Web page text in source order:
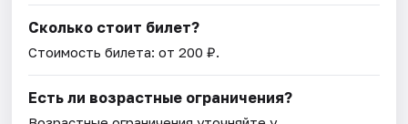
Сколько стоит билет?
Стоимость билета: от 200 ₽.
Есть ли возрастные ограничения?